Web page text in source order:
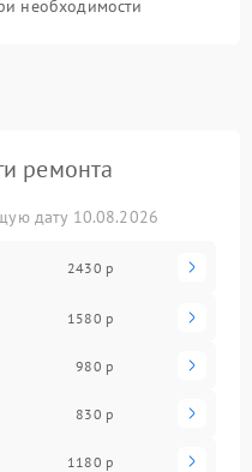
необходимости
ремонта
дату 10.08.2026
2430 р
1580 р
980 р
830 р
1180 р